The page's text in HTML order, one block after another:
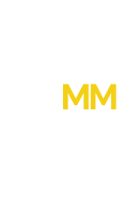
MM